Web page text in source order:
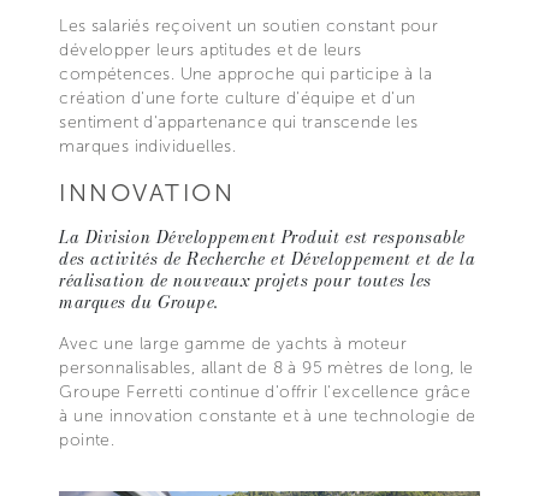
Les salariés reçoivent un soutien constant pour
développer leurs aptitudes et de leurs
compétences. Une approche qui participe à la
création d'une forte culture d'équipe et d'un
sentiment d'appartenance qui transcende les
marques individuelles.
INNOVATION
La Division Développement Produit est responsable
des activités de Recherche et Développement et de la
réalisation de nouveaux projets pour toutes les
marques du Groupe.
Avec une large gamme de yachts à moteur
personnalisables, allant de 8 à 95 mètres de long, le
Groupe Ferretti continue d'offrir l'excellence grâce
à une innovation constante et à une technologie de
pointe.